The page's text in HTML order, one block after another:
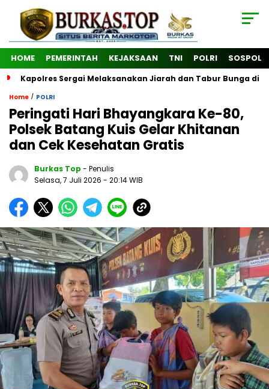
HOME PEMERINTAH KEJAKSAAN TNI POLRI SOSPOL
Kapolres Sergai Melaksanakan Jiarah dan Tabur Bunga di
Home / POLRI
Peringati Hari Bhayangkara Ke-80,
Polsek Batang Kuis Gelar Khitanan
dan Cek Kesehatan Gratis
Burkas Top - Penulis
Selasa, 7 Juli 2026 - 20:14 WIB